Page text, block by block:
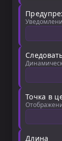
Точка в
Длина